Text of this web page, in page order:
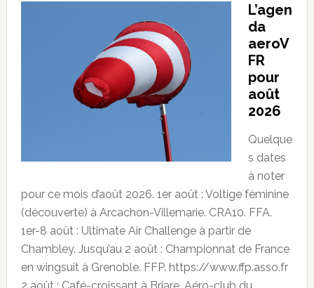
L’agen
da
aeroV
FR
pour
août
2026
Quelque
s dates
à noter
pour ce mois d’août 2026. 1er août : Voltige féminine
(découverte) à Arcachon-Villemarie. CRA10. FFA.
1er-8 août : Ultimate Air Challenge à partir de
Chambley. Jusqu’au 2 août : Championnat de France
en wingsuit à Grenoble. FFP. https://www.ffp.asso.fr
2 août : Café-croissant à Briare. Aéro-club du